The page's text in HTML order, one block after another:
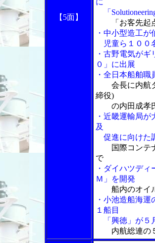
【5面】
に
「
「お客先
・中小型造工
児童ら１００
・古野電気が
０」に出展
・全日本船舶
会長に内航
締役)
の内田成孝
・近畿運輸局
及
促進に向けた
国際コンテ
で
・ダイハツデ
Ｍ」を開発
船内のオイ
・小池造船海
１船目
「興徳」が５
内航総連の